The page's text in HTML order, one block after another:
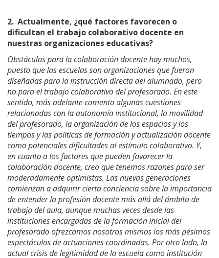
2. Actualmente, ¿qué factores favorecen o
dificultan el trabajo colaborativo docente en
nuestras organizaciones educativas?
Obstáculos para la colaboración docente hay muchos,
puesto que las escuelas son organizaciones que fueron
diseñadas para la instrucción directa del alumnado, pero
no para el trabajo colaborativo del profesorado. En este
sentido, más adelante comento algunas cuestiones
relacionadas con la autonomía institucional, la movilidad
del profesorado, la organización de los espacios y los
tiempos y las políticas de formación y actualización docente
como potenciales dificultades al estímulo colaborativo. Y,
en cuanto a los factores que pueden favorecer la
colaboración docente, creo que tenemos razones para ser
moderadamente optimistas. Las nuevas generaciones
comienzan a adquirir cierta conciencia sobre la importancia
de entender la profesión docente más allá del ámbito de
trabajo del aula, aunque muchas veces desde las
instituciones encargadas de la formación inicial del
profesorado ofrezcamos nosotros mismos los más pésimos
espectáculos de actuaciones coordinadas. Por otro lado, la
actual crisis de legitimidad de la escuela como institución